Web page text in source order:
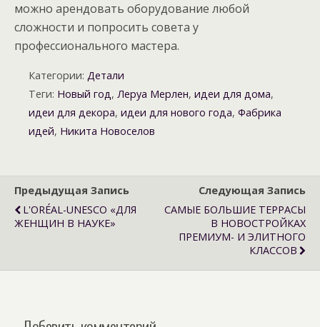
можно арендовать оборудование любой
сложности и попросить совета у
профессионального мастера.
Категории: Детали
Теги: Новый год, Леруа Мерлен, идеи для дома,
идеи для декора, идеи для нового года, Фабрика
идей, Никита Новоселов
Предыдущая Запись
L'ORÉAL-UNESCO «ДЛЯ
ЖЕНЩИН В НАУКЕ»
Следующая Запись
САМЫЕ БОЛЬШИЕ ТЕРРАСЫ
В НОВОСТРОЙКАХ
ПРЕМИУМ- И ЭЛИТНОГО
КЛАССОВ